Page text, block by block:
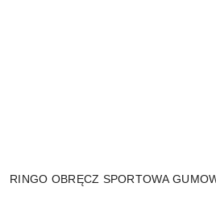
RINGO OBRĘCZ SPORTOWA